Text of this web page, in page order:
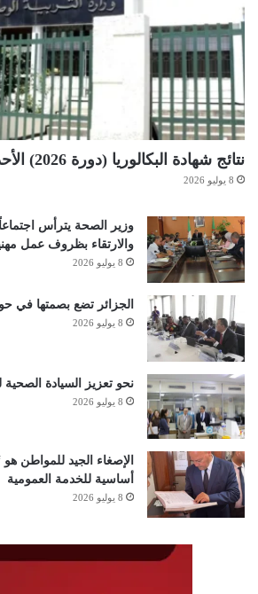
نتائج شهادة البكالوريا (دورة 2026) الأحد المقبل
8 يوليو 2026
وزير الصحة يترأس
والارتقاء بظروف عمل
8 يوليو 2026
الجزائر تضع بصمتها في
8 يوليو 2026
نحو تعزيز السيادة الصحية
8 يوليو 2026
الإصغاء الجيد للمواطن
أساسية للخدمة العمومية
8 يوليو 2026